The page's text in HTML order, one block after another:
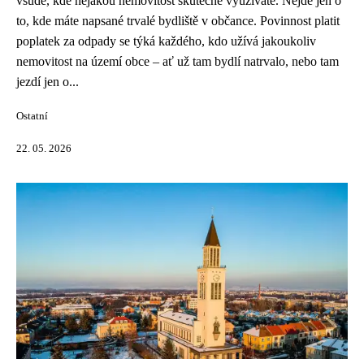
to, kde máte napsané trvalé bydliště v občance. Povinnost platit
poplatek za odpady se týká každého, kdo užívá jakoukoliv
nemovitost na území obce – ať už tam bydlí natrvalo, nebo tam
jezdí jen o...
Ostatní
22. 05. 2026